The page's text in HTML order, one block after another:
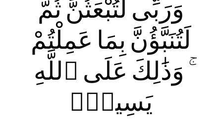
وَرَبِّى لَتُبْعَثُنَّ ثُمَّ
لَتُنَبَّؤُنَّ بِمَا عَمِلْتُمْ
ۚ وَذَ‌ٰلِكَ عَلَى ٱللَّهِ
يَسِيرٌۭ